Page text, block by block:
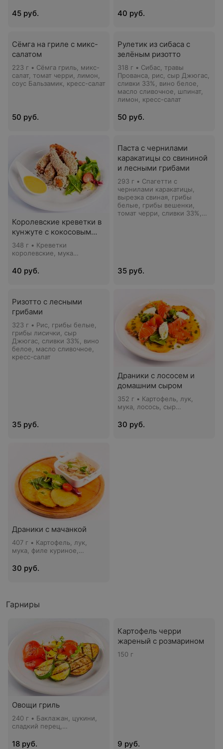
45 руб.
черри, шпинат свежий,
чеснок, кресс-салат
40 руб.
Сёмга на гриле с микс-
салатом
223 г • Сёмга гриль, микс-
салат, томат черри, лимон,
соус Бальзамик, кресс-салат
50 руб.
Рулетик из сибаса с
зелёным ризотто
318 г • Сибас, травы
Прованса, рис, сыр Джюгас,
сливки 33%, вино белое,
масло сливочное, шпинат,
лимон, кресс-салат
50 руб.
Королевские креветки в
кунжуте с кокосовым
рисом
348 г • Креветки
королевские, мука
сухари панировочные,
кунжут, соус сладкий Чили,
салат, томат черри, соус
Манго, кресс-салат
40 руб.
Паста с чернилами
каракатицы со свининой
и лесными грибами
293 г • Спагетти с
чернилами каракатицы,
вырезка свиная, грибы
белые, грибы вешенки,
томат черри, сливки 33%,
35 руб.
Ризотто с лесными
грибами
323 г • Рис, грибы белые,
грибы лисички, сыр
Джюгас, сливки 33%, вино
белое, масло сливочное,
кресс-салат
35 руб.
Драники с лососем и
домашним сыром
352 г • Картофель, лук,
мука, лосось, сыр
томат черри, соус Песто,
кресс-салат
30 руб.
Драники с мачанкой
407 г • Картофель, лук,
мука, филе куриное,
шампиньоны, лук репчатый,
сливки 33%, микс-салат,
30 руб.
Гарниры
Овощи гриль
240 г • Баклажан, цукини,
сладкий перец,
Песто
18 руб.
Картофель черри
жареный с розмарином
150 г
9 руб.